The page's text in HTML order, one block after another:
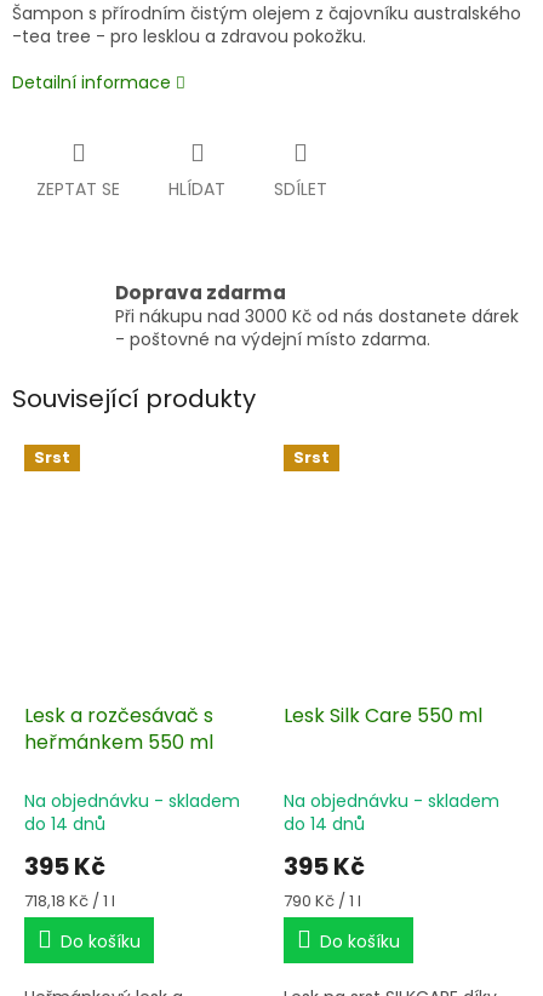
Šampon s přírodním čistým olejem z čajovníku australského
-tea tree - pro lesklou a zdravou pokožku.
Detailní informace
ZEPTAT SE HLÍDAT SDÍLET
Doprava zdarma
Při nákupu nad 3000 Kč od nás dostanete dárek
- poštovné na výdejní místo zdarma.
Související produkty
Srst
Lesk a rozčesávač s
heřmánkem 550 ml
Na objednávku - skladem
do 14 dnů
395 Kč
Měrná
cena:
718,18 Kč / 1 l
Do košíku
Srst
Lesk Silk Care 550 ml
Na objednávku - skladem
do 14 dnů
395 Kč
Měrná
cena:
790 Kč / 1 l
Do košíku